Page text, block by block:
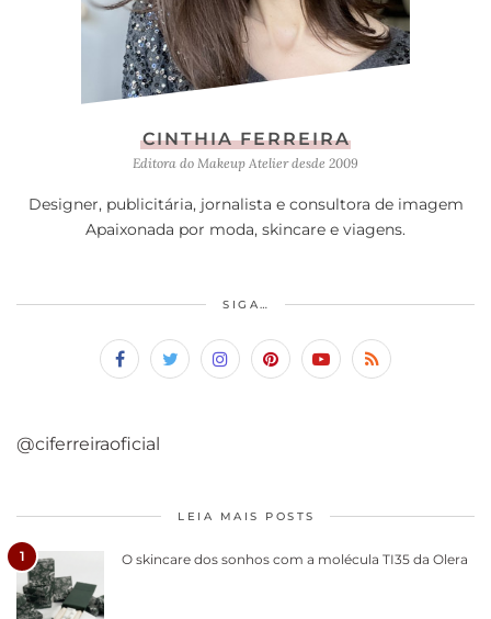
CINTHIA FERREIRA
Editora do Makeup Atelier desde 2009
Designer, publicitária, jornalista e consultora de imagem
Apaixonada por moda, skincare e viagens.
SIGA…
@ciferreiraoficial
LEIA MAIS POSTS
1 O skincare dos sonhos com a molécula TI35 da Olera